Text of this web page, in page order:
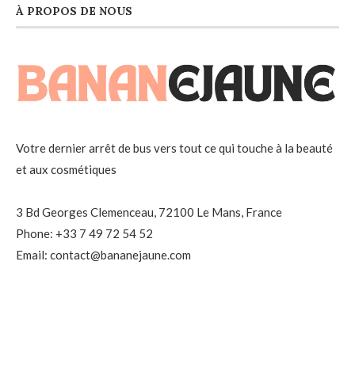
À PROPOS DE NOUS
Votre dernier arrêt de bus vers tout ce qui touche à la beauté
et aux cosmétiques
3 Bd Georges Clemenceau, 72100 Le Mans, France
Phone: +33 7 49 72 54 52
Email: contact@bananejaune.com